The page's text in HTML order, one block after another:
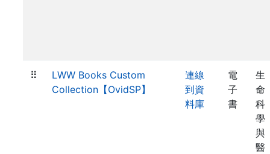
⠿
LWW Books Custom
Collection【OvidSP】
連線
到資
料庫
電
子
書
生
命
科
學
與
醫